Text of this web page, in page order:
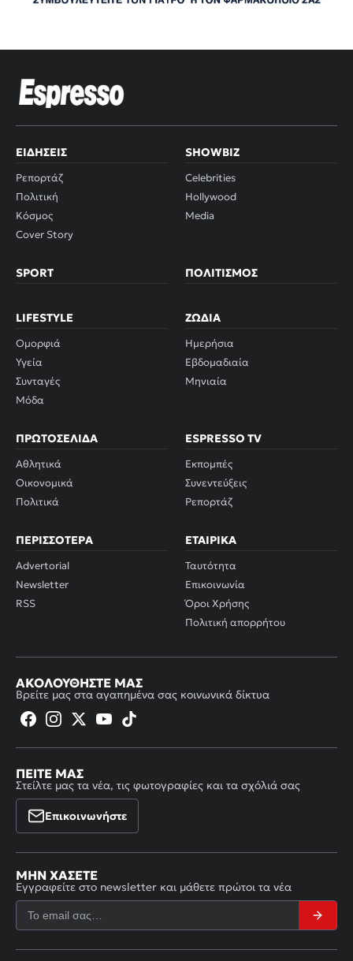
ΕΙΔΉΣΕΙΣ
Ρεπορτάζ
Πολιτική
Κόσμος
Cover Story
SHOWBIZ
Celebrities
Hollywood
Media
SPORT ΠΟΛΙΤΙΣΜΌΣ
LIFESTYLE
Ομορφιά
Υγεία
Συνταγές
Μόδα
ΖΏΔΙΑ
Ημερήσια
Εβδομαδιαία
Μηνιαία
ΠΡΩΤΟΣΈΛΙΔΑ
Αθλητικά
Οικονομικά
Πολιτικά
ESPRESSO TV
Εκπομπές
Συνεντεύξεις
Ρεπορτάζ
ΠΕΡΙΣΣΌΤΕΡΑ
Advertorial
Newsletter
RSS
ΕΤΑΙΡΙΚΆ
Ταυτότητα
Επικοινωνία
Όροι Χρήσης
Πολιτική απορρήτου
ΑΚΟΛΟΥΘΉΣΤΕ ΜΑΣ
Βρείτε μας στα αγαπημένα σας κοινωνικά δίκτυα
ΠΕΊΤΕ ΜΑΣ
Στείλτε μας τα νέα, τις φωτογραφίες και τα σχόλιά σας
Επικοινωνήστε
ΜΗΝ ΧΆΣΕΤΕ
Εγγραφείτε στο newsletter και μάθετε πρώτοι τα νέα